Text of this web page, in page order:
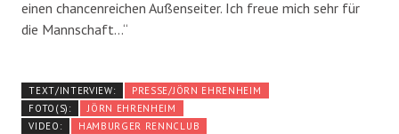
einen chancenreichen Außenseiter. Ich freue mich sehr für
die Mannschaft…“
TEXT/INTERVIEW:
PRESSE/JÖRN EHRENHEIM
FOTO(S):
JÖRN EHRENHEIM
VIDEO:
HAMBURGER RENNCLUB